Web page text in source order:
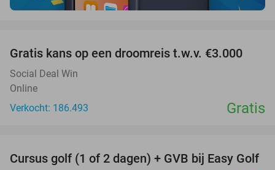
Gratis kans op een droomreis t.w.v. €3.000
Social Deal Win
Online
Verkocht: 186.493
Gratis
60%
Cursus golf (1 of 2 dagen) + GVB bij Easy Golf